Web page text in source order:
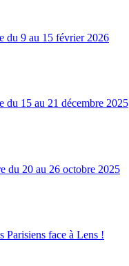
du 9 au 15 février 2026
du 15 au 21 décembre 2025
du 20 au 26 octobre 2025
Parisiens face à Lens !